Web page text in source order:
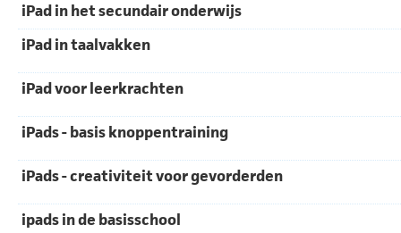
iPad in het secundair onderwijs
iPad in taalvakken
iPad voor leerkrachten
iPads - basis knoppentraining
iPads - creativiteit voor gevorderden
ipads in de basisschool